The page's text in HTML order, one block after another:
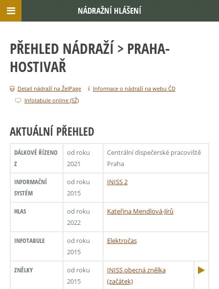
PŘEHLED NÁDRAŽÍ > PRAHA-
HOSTIVAŘ
Detail nádraží na ŽelPage
Informace o nádraží na webu ČD
Infotabule online (SŽ)
AKTUÁLNÍ PŘEHLED
DÁLKOVĚ ŘÍZENO
Z
od roku
2021
Centrální dispečerské pracoviště
Praha
INFORMAČNÍ
SYSTÉM
od roku
2015
INISS 2
HLAS
od roku
2022
Kateřina Mendlová-Jírů
INFOTABULE
od roku
2015
Elektročas
ZNĚLKY
od roku
2015
INISS obecná znělka
(začátek)
NÁDRAŽNÍ HLÁŠENÍ